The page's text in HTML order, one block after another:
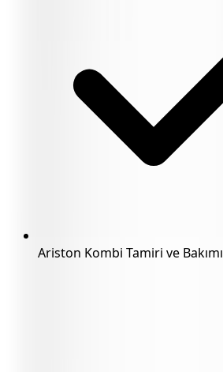
Ariston Kombi Tamiri ve Bakımı